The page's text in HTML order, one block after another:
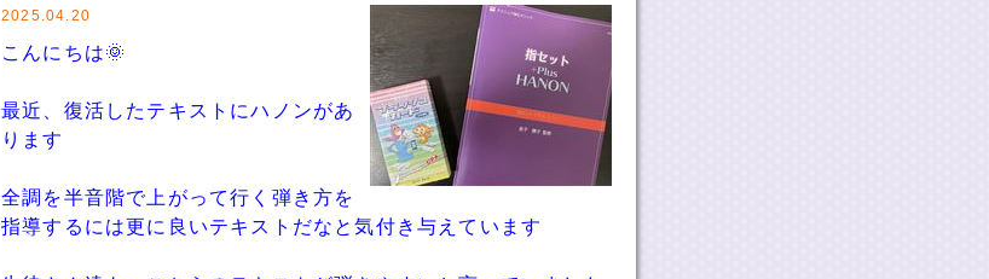
2025.04.20
こんにちは🌞
最近、復活したテキストにハノンがあ
ります
全調を半音階で上がって行く弾き方を
指導するには更に良いテキストだなと気付き与えています